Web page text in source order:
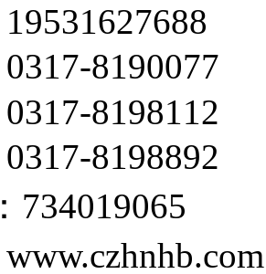
8190077
8198112
8198892